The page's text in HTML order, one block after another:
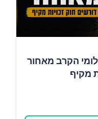
הקרב מאחור
מקיף